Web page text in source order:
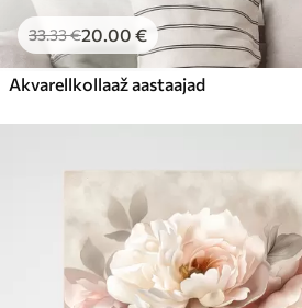
33.33€20.00 €
Akvarellkollaaž aastaajad